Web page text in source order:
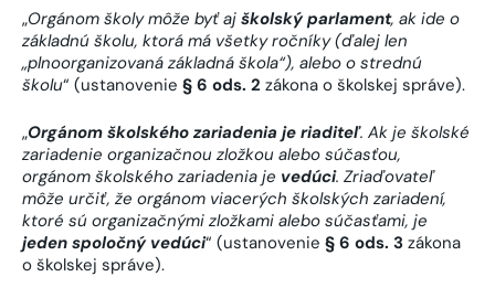
„Orgánom školy môže byť aj školský parlament, ak ide o
základnú školu, ktorá má všetky ročníky (ďalej len
„plnoorganizovaná základná škola“), alebo o strednú
školu“ (ustanovenie § 6 ods. 2 zákona o školskej správe).
„Orgánom školského zariadenia je riaditeľ. Ak je školské
zariadenie organizačnou zložkou alebo súčasťou,
orgánom školského zariadenia je vedúci. Zriaďovateľ
môže určiť, že orgánom viacerých školských zariadení,
ktoré sú organizačnými zložkami alebo súčasťami, je
jeden spoločný vedúci“ (ustanovenie § 6 ods. 3 zákona
o školskej správe).